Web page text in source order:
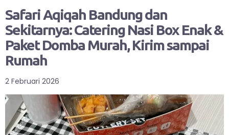
Safari Aqiqah Bandung dan
Sekitarnya: Catering Nasi Box Enak &
Paket Domba Murah, Kirim sampai
Rumah
2 Februari 2026